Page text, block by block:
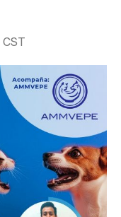
CST